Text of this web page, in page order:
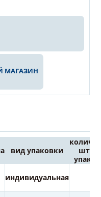
МАГАЗИН
вид упаковки
штук
индивидуальная